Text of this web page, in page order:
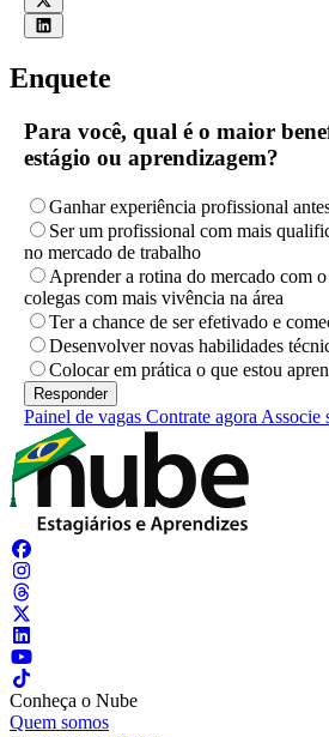
Enquete
Para você, qual é o maior
estágio ou aprendizagem?
Ganhar experiência profissional
Ser um profissional com mais
no mercado de trabalho
Aprender a rotina do mercado com
colegas com mais vivência na área
Ter a chance de ser efetivado e
Desenvolver novas habilidades
Colocar em prática o que estou
Painel de vagas Contrate agora Associe
Conheça o Nube
Quem somos